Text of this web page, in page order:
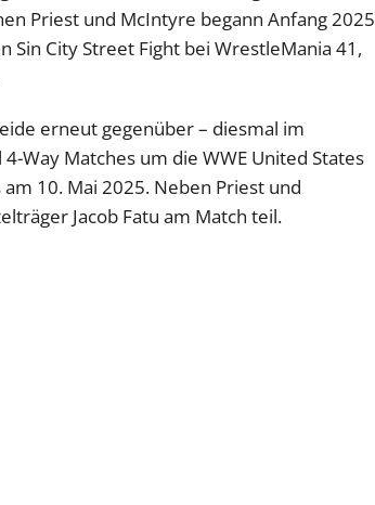
Priest und McIntyre begann Anfang 2025
City Street Fight bei WrestleMania 41,
erneut gegenüber – diesmal im
Way Matches um die WWE United States
am 10. Mai 2025. Neben Priest und
Jacob Fatu am Match teil.